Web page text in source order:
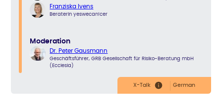
Franziska Ivens
Beraterin yeswecan!cer
Moderation
Dr. Peter Gausmann
Geschäftsführer, GRB Gesellschaft für Risiko-Beratung mbH
(Ecclesia)
X-Talk German